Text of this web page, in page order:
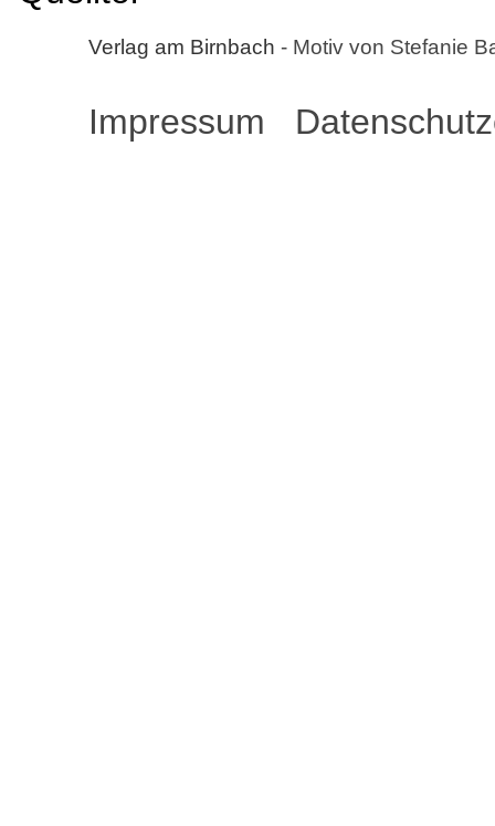
Verlag am Birnbach - Motiv von Stefanie
Impressum